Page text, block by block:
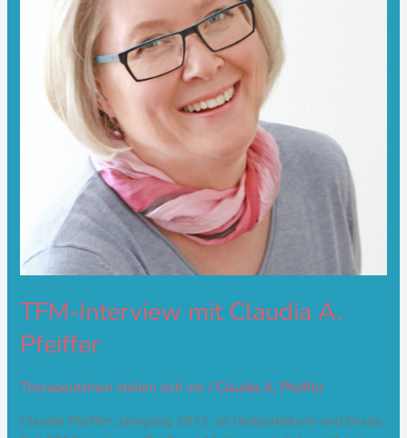
TFM-Interview mit Claudia A.
Pfeiffer
Therapeutinnen stellen sich vor/ Claudia A. Pfeiffer
Claudia Pfeiffer, Jahrgang 1971, ist Heilpraktikerin und Doula.
Pfeiffer